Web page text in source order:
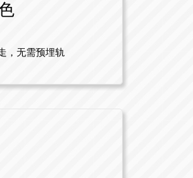
，无需预埋轨